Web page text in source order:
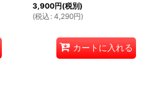
3,900円(税別)
(税込 : 4,290円)
カートに入れる